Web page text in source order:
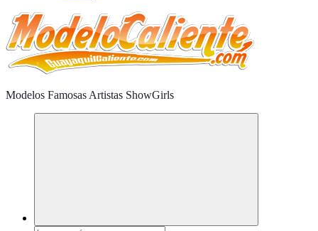
Modelos Famosas Artistas ShowGirls